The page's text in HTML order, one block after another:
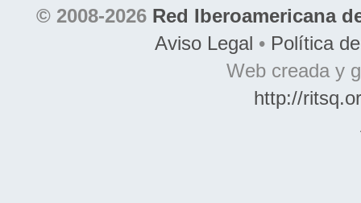
© 2008-2026 Red Iberoamericana
Aviso Legal • Política
Web creada y
http://